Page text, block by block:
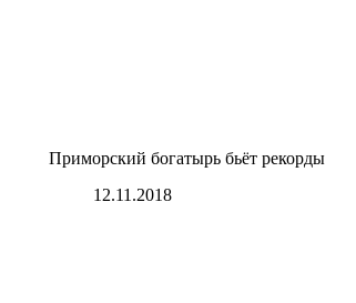
Приморский богатырь бьёт рекорды
12.11.2018